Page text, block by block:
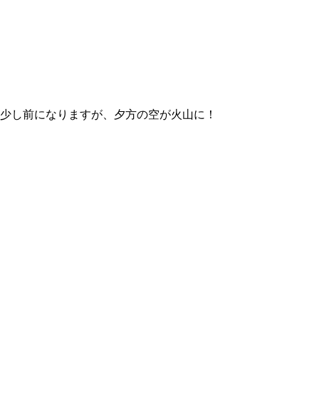
少し前になりますが、夕方の空が火山に！